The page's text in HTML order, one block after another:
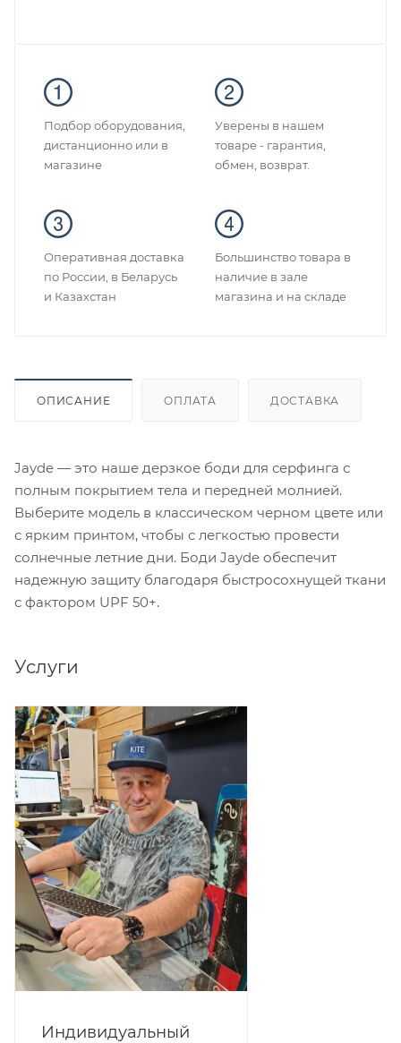
Подбор оборудования,
дистанционно или в
магазине
Уверены в нашем
товаре - гарантия,
обмен, возврат.
Оперативная доставка
по России, в Беларусь
и Казахстан
Большинство товара в
наличие в зале
магазина и на складе
ОПИСАНИЕ ОПЛАТА ДОСТАВКА
Jayde — это наше дерзкое боди для серфинга с
полным покрытием тела и передней молнией.
Выберите модель в классическом черном цвете или
с ярким принтом, чтобы с легкостью провести
солнечные летние дни. Боди Jayde обеспечит
надежную защиту благодаря быстросохнущей ткани
с фактором UPF 50+.
Услуги
Индивидуальный